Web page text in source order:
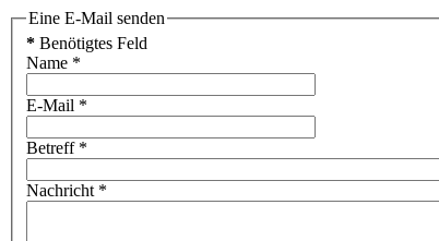
Eine E-Mail senden
* Benötigtes Feld
Name *
E-Mail *
Betreff*
Nachricht *